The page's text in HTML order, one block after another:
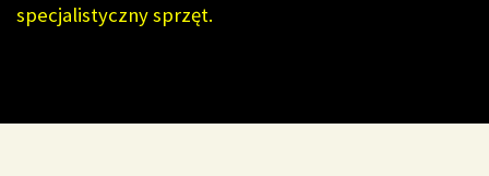
specjalistyczny sprzęt.